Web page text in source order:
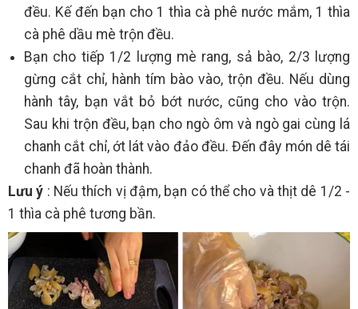
đều. Kế đến bạn cho 1 thìa cà phê nước mắm, 1 thìa
cà phê dầu mè trộn đều.
Bạn cho tiếp 1/2 lượng mè rang, sả bào, 2/3 lượng
gừng cắt chỉ, hành tím bào vào, trộn đều. Nếu dùng
hành tây, bạn vắt bỏ bớt nước, cũng cho vào trộn.
Sau khi trộn đều, bạn cho ngò ôm và ngò gai cùng lá
chanh cắt chỉ, ớt lát vào đảo đều. Đến đây món dê tái
chanh đã hoàn thành.
Lưu ý : Nếu thích vị đậm, bạn có thể cho và thịt dê 1/2 -
1 thìa cà phê tương bần.